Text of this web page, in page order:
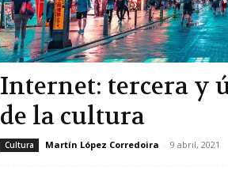
Internet: tercera y
de la cultura
Cultura Martín López Corredoira - 9 abril, 2021